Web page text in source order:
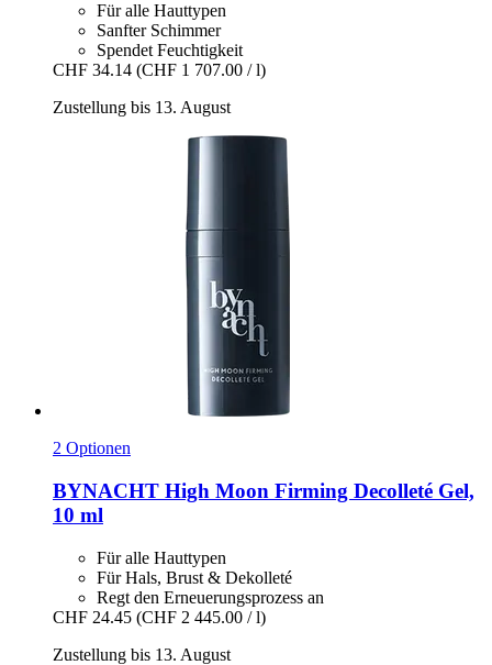
Für alle Hauttypen
Sanfter Schimmer
Spendet Feuchtigkeit
CHF 34.14 (CHF 1 707.00 / l)
Zustellung bis 13. August
2 Optionen
BYNACHT High Moon Firming Decolleté Gel,
10 ml
Für alle Hauttypen
Für Hals, Brust & Dekolleté
Regt den Erneuerungsprozess an
CHF 24.45 (CHF 2 445.00 / l)
Zustellung bis 13. August